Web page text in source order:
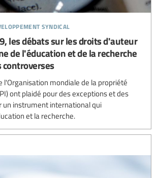
syndical
les débats sur les droits d'auteur
de l'éducation et de la recherche
l'Organisation mondiale de la propriété
ont plaidé pour des exceptions et des
un instrument international qui
et la recherche.